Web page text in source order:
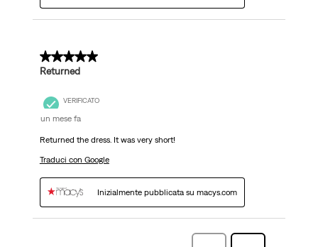
3 su 5 stelle.
Returned
VERIFICATO
un mese fa
Returned the dress. It was very short!
Traduci con Google
Inizialmente pubblicata su macys.com